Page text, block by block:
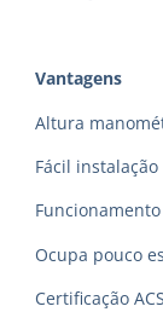
Vantagens
Altura
Fácil instalação
Ocupa pouco
Certificação